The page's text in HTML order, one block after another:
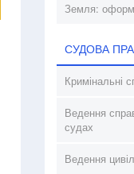
Земля:
СУДОВА
Кримінальні
Ведення
судах
Ведення